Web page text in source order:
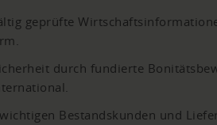
geprüfte
durch fundierte
Bestandskunden und